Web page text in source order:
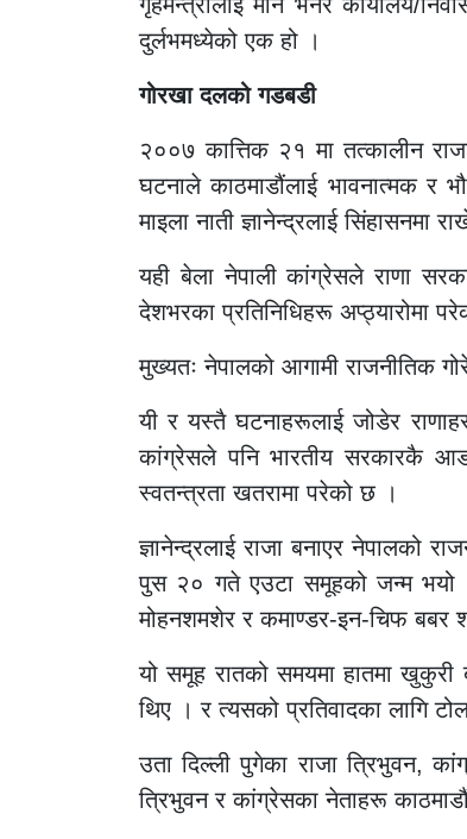
दुर्लभमध्येको एक हो ।
गोरखा दलको गडबडी
२००७ कात्तिक २१ मा तत्कालीन
घटनाले काठमाडौंलाई भावनात्मक र
माइला नाती ज्ञानेन्द्रलाई सिंहासनमा
यही बेला नेपाली कांग्रेसले राणा
देशभरका प्रतिनिधिहरू अप्ठ्यारोमा
मुख्यतः नेपालको आगामी राजनीतिक
यी र यस्तै घटनाहरूलाई जोडेर
कांग्रेसले पनि भारतीय सरकारकै
स्वतन्त्रता खतरामा परेको छ ।
ज्ञानेन्द्रलाई राजा बनाएर नेपालको
पुस २० गते एउटा समूहको जन्म भयो ।
मोहनशमशेर र कमाण्डर-इन-चिफ बबर
यो समूह रातको समयमा हातमा
थिए । र त्यसको प्रतिवादका लागि
उता दिल्ली पुगेका राजा त्रिभुवन,
त्रिभुवन र कांग्रेसका नेताहरू